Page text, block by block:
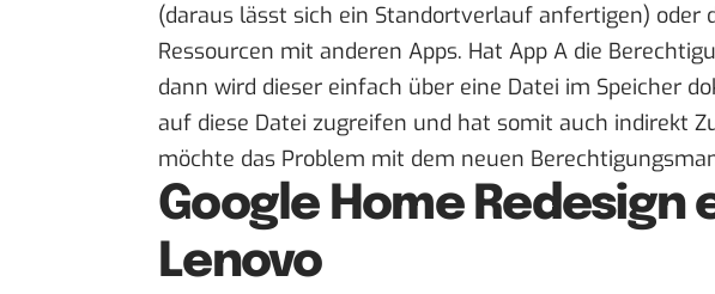
(daraus lässt sich ein Standortverlauf anfertigen) oder
Ressourcen mit anderen Apps. Hat App A die
dann wird dieser einfach über eine Datei im Speicher
auf diese Datei zugreifen und hat somit auch indirekt
möchte das Problem mit dem neuen
Google Home Redesign
Lenovo